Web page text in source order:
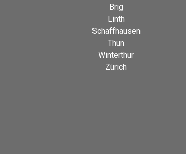
Brig
Linth
Schaffhausen
Thun
Winterthur
Zürich